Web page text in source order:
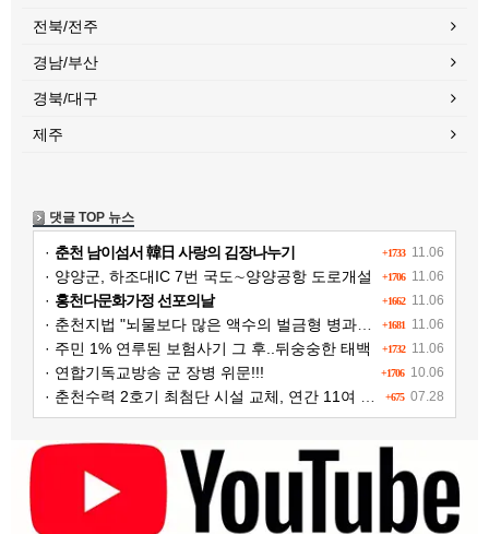
전북/전주
경남/부산
경북/대구
제주
댓글 TOP 뉴스
+1733 11.06
· 춘천 남이섬서 韓日 사랑의 김장나누기
+1706 11.06
· 양양군, 하조대IC 7번 국도∼양양공항 도로개설
+1662 11.06
· 홍천다문화가정 선포의날
+1681 11.06
· 춘천지법 "뇌물보다 많은 액수의 벌금형 병과해야"
+1732 11.06
· 주민 1% 연루된 보험사기 그 후..뒤숭숭한 태백
+1706 10.06
· 연합기독교방송 군 장병 위문!!!
+675 07.28
· 춘천수력 2호기 최첨단 시설 교체, 연간 11여 억원 수익 추가 확보